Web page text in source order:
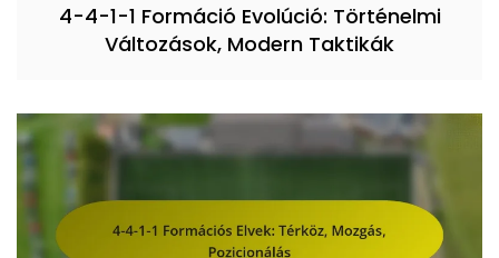
4-4-1-1 Formáció Evolúció: Történelmi
Változások, Modern Taktikák